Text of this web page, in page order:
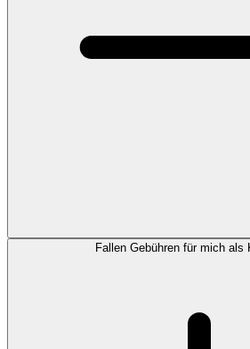
Fallen Gebühren für mich als